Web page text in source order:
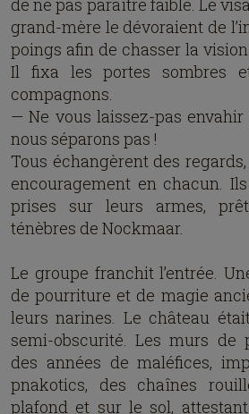
grand-mère le dévoraient de
poings afin de chasser la
Il fixa les portes sombres
compagnons.
— Ne vous laissez-pas
nous séparons pas !
Tous échangèrent des
encouragement en chacun.
prises sur leurs armes,
ténèbres de Nockmaar.
Le groupe franchit l’entrée.
de pourriture et de magie
leurs narines. Le château
semi-obscurité. Les murs de
des années de maléfices,
pnakotics, des chaînes
plafond et sur le sol,